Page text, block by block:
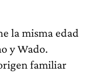
la misma edad
y Wado.
familiar